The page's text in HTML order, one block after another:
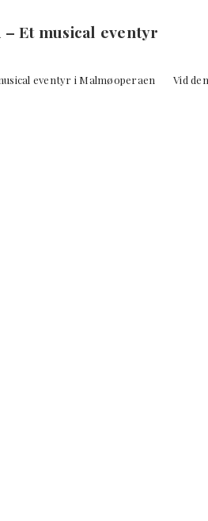
– Et musical eventyr
eventyr i Malmøoperaen Vid